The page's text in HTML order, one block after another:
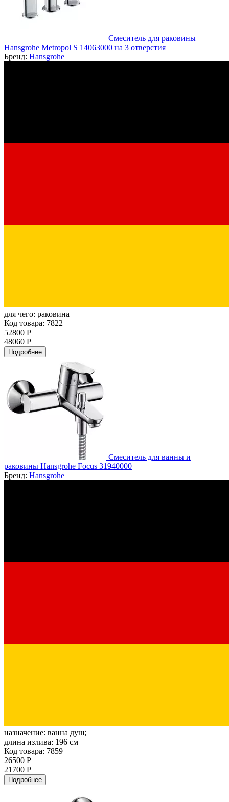
Смеситель для раковины
Hansgrohe Metropol S 14063000 на 3 отверстия
Бренд: Hansgrohe
для чего: раковина
Код товара: 7822
52800 Р
48060 Р
Подробнее
Смеситель для ванны и
раковины Hansgrohe Focus 31940000
Бренд: Hansgrohe
назначение: ванна душ;
длина излива: 196 см
Код товара: 7859
26500 Р
21700 Р
Подробнее